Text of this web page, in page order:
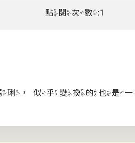
點閱次數:1
，似乎變換的也是